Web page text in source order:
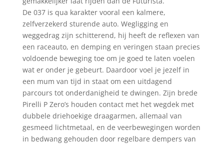
De 037 is qua karakter vooral een kalmere,
zelfverzekerd sturende auto. Wegligging en
weggedrag zijn schitterend, hij heeft de reflexen van
een raceauto, en demping en veringen staan precies
voldoende beweging toe om je goed te laten voelen
wat er onder je gebeurt. Daardoor voel je jezelf in
een mum van tijd in staat om een uitdagend
parcours tot onderdanigheid te dwingen. Zijn brede
Pirelli P Zero’s houden contact met het wegdek met
dubbele driehoekige draagarmen, allemaal van
gesmeed lichtmetaal, en de veerbewegingen worden
in bedwang gehouden door regelbare dempers van